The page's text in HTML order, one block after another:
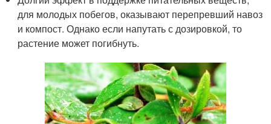
для молодых побегов, оказывают перепревший навоз
и компост. Однако если напутать с дозировкой, то
растение может погибнуть.